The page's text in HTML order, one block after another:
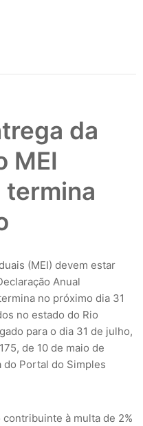
da
MEI
termina
(MEI) devem estar
Anual
no próximo dia 31
no estado do Rio
para o dia 31 de julho,
de 10 de maio de
Portal do Simples
à multa de 2%